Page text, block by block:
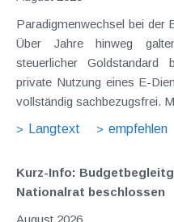
Paradigmenwechsel bei der
Über Jahre hinweg
steuerlicher Goldstandard
private Nutzung eines E-
vollständig sachbezugsfrei.
Langtext
empfehlen
Kurz-Info:
Nationalrat beschlossen
August 2026